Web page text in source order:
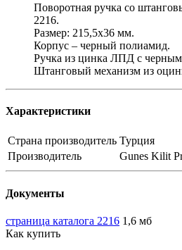
Поворотная ручка со
2216.
Размер: 215,5х36 мм.
Корпус – черный полиамид.
Ручка из цинка ЛПД с
Штанговый механизм из
Характеристики
Страна производитель Турция
Производитель
Gunes Kilit
Документы
страница каталога 2216 1,6 мб
Как купить